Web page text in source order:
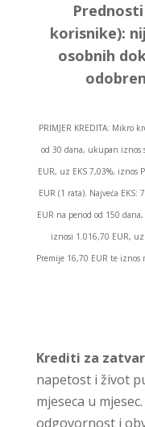
korisnike):
osobnih
PRIMJER KREDITA: Mikro
od 30 dana, ukupan iznos
EUR, uz EKS 7,03%, iznos
EUR (1 rata). Najveća
EUR na period od 150
iznosi 1.016,70 EUR,
Premije 16,70 EUR te iznos
Krediti za
napetost i život
mjeseca u
odgovornost i